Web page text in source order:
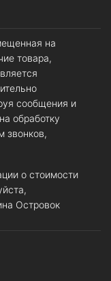
на
товара,
сообщения и
обработку
звонков,
о стоимости
Островок